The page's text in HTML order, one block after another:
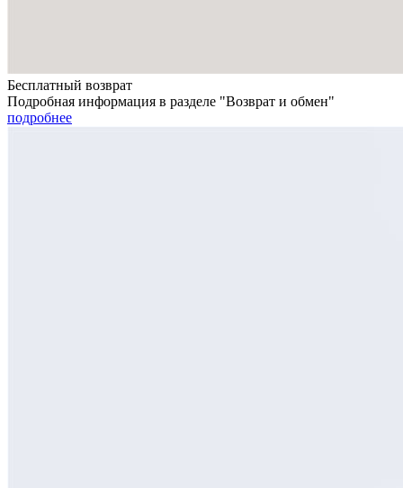
Бесплатный возврат
Подробная информация в разделе "Возврат и обмен"
подробнее